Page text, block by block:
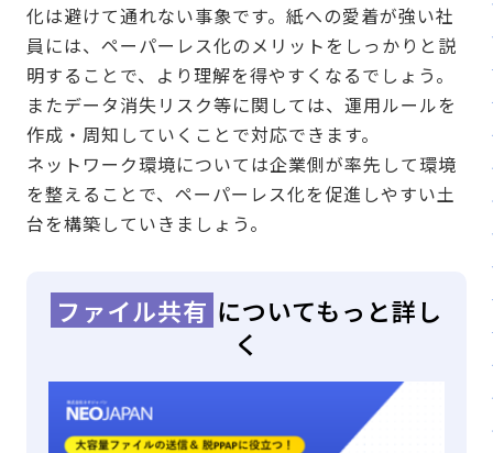
化は避けて通れない事象です。紙への愛着が強い社
員には、ペーパーレス化のメリットをしっかりと説
明することで、より理解を得やすくなるでしょう。
またデータ消失リスク等に関しては、運用ルールを
作成・周知していくことで対応できます。
ネットワーク環境については企業側が率先して環境
を整えることで、ペーパーレス化を促進しやすい土
台を構築していきましょう。
ファイル共有 についてもっと詳し
く